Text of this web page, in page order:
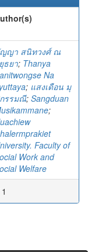
ญา สนิทวงศ์ ณ
ธยา; Thanya
Na
; แสงเดือน มุ
รรมณี; Sangduan
;
Faculty of
Work and
Welfare